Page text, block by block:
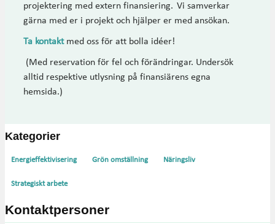
projektering med extern finansiering. Vi samverkar
gärna med er i projekt och hjälper er med ansökan.
Ta kontaktmed oss för att bolla idéer!
(Med reservation för fel och förändringar. Undersök
alltid respektive utlysning på finansiärens egna
hemsida.)
Kategorier
Energieffektivisering Grön omställning Näringsliv
Strategiskt arbete
Kontaktpersoner